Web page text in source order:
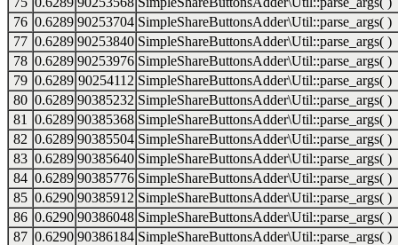
76 0.6289 90253704 SimpleShareButtonsAdder\Util::parse_args( )
77 0.6289 90253840 SimpleShareButtonsAdder\Util::parse_args( )
78 0.6289 90253976 SimpleShareButtonsAdder\Util::parse_args( )
79 0.6289 90254112 SimpleShareButtonsAdder\Util::parse_args( )
80 0.6289 90385232 SimpleShareButtonsAdder\Util::parse_args( )
81
0.6289 90385368 SimpleShareButtonsAdder\Util::parse_args( )
82 0.6289 90385504 SimpleShareButtonsAdder\Util::parse_args( )
83 0.6289 90385640 SimpleShareButtonsAdder\Util::parse_args( )
84 0.6289 90385776 SimpleShareButtonsAdder\Util::parse_args( )
85 0.6290 90385912 SimpleShareButtonsAdder\Util::parse_args( )
86 0.6290 90386048 SimpleShareButtonsAdder\Util::parse_args( )
87 0.6290 90386184 SimpleShareButtonsAdder\Util::parse_args( )